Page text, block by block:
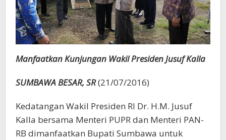
Manfaatkan Kunjungan Wakil Presiden Jusuf Kalla
SUMBAWA BESAR, SR(21/07/2016)
Kedatangan Wakil Presiden RI Dr. H.M. Jusuf
Kalla bersama Menteri PUPR dan Menteri PAN-
RB dimanfaatkan Bupati Sumbawa untuk